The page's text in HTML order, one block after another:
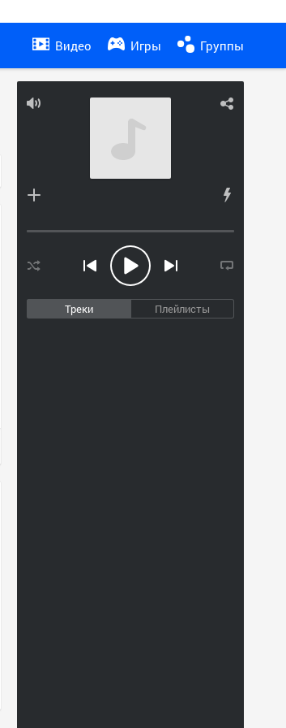
Видео Игры Группы
Треки Плейлисты